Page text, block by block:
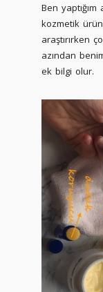
Ben
kozmetik
araştırırken
azından
ek bilgi olur.